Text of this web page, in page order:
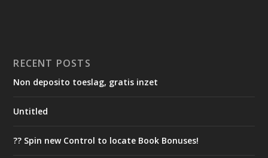
RECENT POSTS
Non deposito toeslag, gratis inzet
Untitled
?? Spin new Control to locate Book Bonuses!